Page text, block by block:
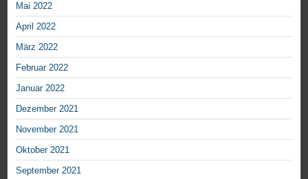
Mai 2022
April 2022
März 2022
Februar 2022
Januar 2022
Dezember 2021
November 2021
Oktober 2021
September 2021